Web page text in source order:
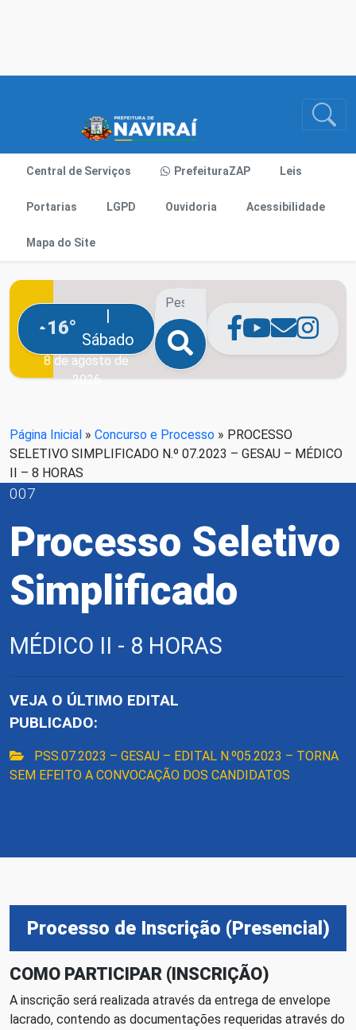
Central de Serviços PrefeituraZAP Leis
Portarias LGPD Ouvidoria Acessibilidade
Mapa do Site
16°
|
Sábado
8 de agosto de
2026
Página Inicial » Concurso e Processo » PROCESSO
SELETIVO SIMPLIFICADO N.º 07.2023 – GESAU – MÉDICO
II – 8 HORAS
007
Processo Seletivo
Simplificado
MÉDICO II - 8 HORAS
VEJA O ÚLTIMO EDITAL
PUBLICADO:
PSS.07.2023 – GESAU – EDITAL N.º05.2023 – TORNA
SEM EFEITO A CONVOCAÇÃO DOS CANDIDATOS
Processo de Inscrição (Presencial)
COMO PARTICIPAR (INSCRIÇÃO)
A inscrição será realizada através da entrega de envelope
lacrado, contendo as documentações requeridas através do